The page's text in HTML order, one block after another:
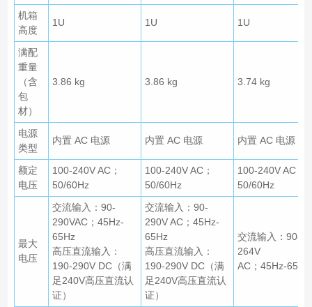
机箱
高度
1U 1U 1U
满配
重量
（含
包
材）
3.86 kg 3.86 kg 3.74 kg
电源
类型
内置 AC 电源 内置 AC 电源 内置 AC 电源
额定
电压
100-240V AC；
50/60Hz
100-240V AC；
50/60Hz
100-240V AC；
50/60Hz
最大
电压
交流输入：90-
290VAC；45Hz-
65Hz
高压直流输入：
190-290V DC（满
足240V高压直流认
证）
交流输入：90-
290VAC；45Hz-
65Hz
高压直流输入：
190-290V DC（满
足240V高压直流认
证）
交流输入：90-
264V
AC；45Hz-65Hz